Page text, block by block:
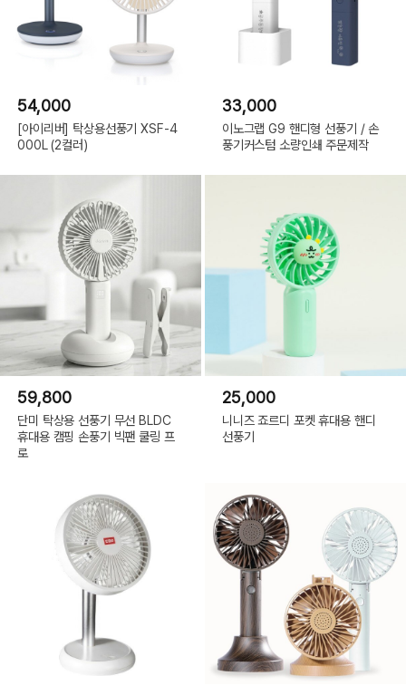
54,000
[아이리버] 탁상용선풍기 XSF-4
000L (2컬러)
33,000
이노그랩 G9 핸디형 선풍기 / 손
풍기커스텀 소량인쇄 주문제작
59,800
단미 탁상용 선풍기 무선 BLDC
휴대용 캠핑 손풍기 빅팬 쿨링 프
로
25,000
니니즈 죠르디 포켓 휴대용 핸디
선풍기